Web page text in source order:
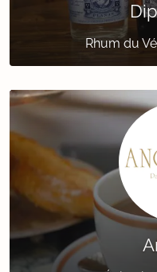
Rhum du